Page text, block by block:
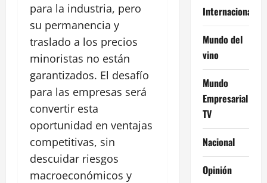
para la industria, pero
su permanencia y
traslado a los precios
minoristas no están
garantizados. El desafío
para las empresas será
convertir esta
oportunidad en ventajas
competitivas, sin
descuidar riesgos
macroeconómicos y
Internacional
Mundo del
vino
Mundo
Empresarial
TV
Nacional
Opinión